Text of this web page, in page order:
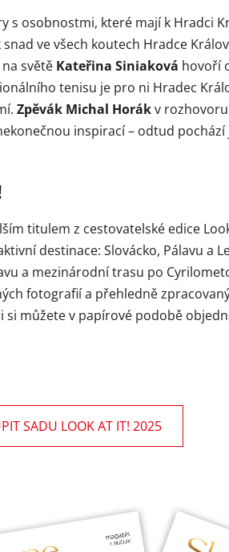
s osobnostmi, které mají k Hradci
ve všech koutech Hradce
světě Kateřina Siniaková hovoří
tenisu je pro ni Hradec
Zpěvák Michal Horákv
inspirací – odtud
titulem z cestovatelské edice
destinace: Slovácko, Pálavu a
a mezinárodní trasu po
fotografií a přehledně
si můžete v papírové podobě
SADU LOOK AT IT! 2025